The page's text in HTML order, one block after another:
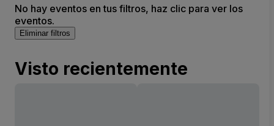
No hay eventos en tus filtros, haz clic para ver los
eventos.
Eliminar filtros
Visto recientemente